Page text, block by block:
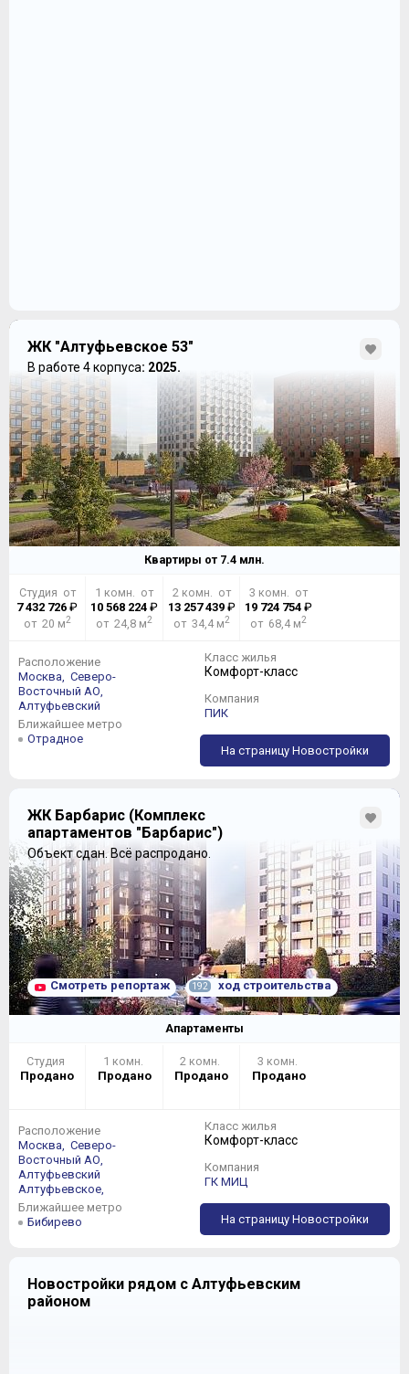
ЖК "Алтуфьевское 53"
В работе 4 корпуса: 2025.
Квартиры от 7.4 млн.
Студия от
7 432 726 ₽
от 20 м2
1 комн. от
10 568 224 ₽
от 24,8 м2
2 комн. от
13 257 439₽
от 34,4 м2
3 комн. от
19 724 754 ₽
от 68,4 м2
Расположение
Москва, Северо-
Восточный АО,
Алтуфьевский
Ближайшее метро
Отрадное
Класс жилья
Комфорт-класс
Компания
ПИК
На страницу Новостройки
ЖК Барбарис (Комплекс
апартаментов "Барбарис")
Объект сдан. Всё распродано.
Смотреть репортаж 192 ход строительства
Апартаменты
Студия
Продано
1 комн.
Продано
2 комн.
Продано
3 комн.
Продано
Расположение
Москва, Северо-
Восточный АО,
Алтуфьевский
Алтуфьевское,
Ближайшее метро
Бибирево
Класс жилья
Комфорт-класс
Компания
ГК МИЦ
На страницу Новостройки
Новостройки рядом с Алтуфьевским
районом